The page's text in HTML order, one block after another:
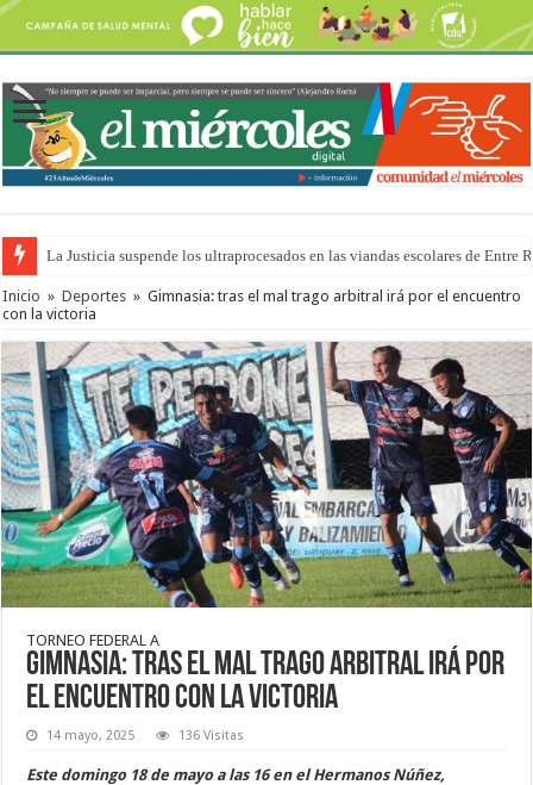
La Justicia suspende los ultraprocesados en las viandas escolares de Entre
Se presentará la obra “La Runfla de los Macanos”
Inicio » Deportes » Gimnasia: tras el mal trago arbitral irá por el encuentro
con la victoria
TORNEO FEDERAL A
Gimnasia: tras el mal trago arbitral irá por
el encuentro con la victoria
14 mayo, 2025 136 Visitas
Este domingo 18 de mayo a las 16 en el Hermanos Núñez,